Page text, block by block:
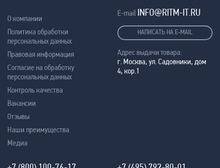
О компании
Политика обработки
персональных данных
Правовая информация
Согласие на обработку
персональных данных
Контроль качества
Вакансии
Отзывы
Наши преимущества
Медиа
E-mail INFO@RITM-IT.RU
НАПИСАТЬ НА E-MAIL
Адрес выдачи товара:
г. Москва, ул. Садовники, дом
4, кор.1